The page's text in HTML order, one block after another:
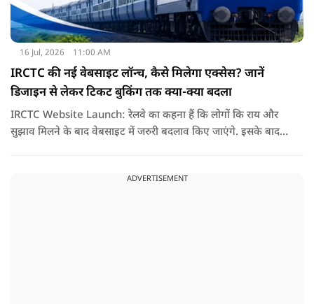
16 Jul, 2026 11:00 AM
IRCTC की नई वेबसाइट लॉन्च, कैसे मिलेगा एक्सेस? जानें
डिजाइन से लेकर टिकट बुकिंग तक क्या-क्या बदला
IRCTC Website Launch: रेलवे का कहना हैं कि लोगों कि राय और
सुझाव मिलने के बाद वेबसाइट में जरुरी बदलाव किए जाएंगे. इसके बाद
बुकिंग को पहले से ज्यादा आसान तेज और बिना परेशानी वाला बनाना हैं.
ADVERTISEMENT